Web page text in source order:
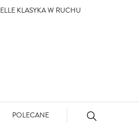
ELLE KLASYKA W RUCHU
POLECANE